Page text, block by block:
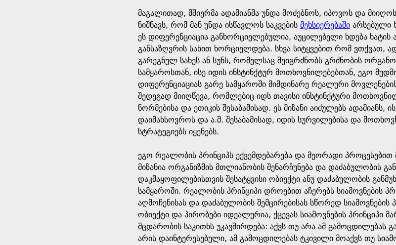
მაგალითად, მშიერმა ადამიანმა უნდა მოძებნოს, იპოვოს და
ნიშნავს, რომ მან უნდა ისწავლოს საკვების მეხსიერებაშიარსებული
ეს დიფერენციაცია განხორციელებულია, აუცილებელი ხდება ხატის
განსაზღვრის სახით ხორციელდება. სხვა სიტყვებით რომ ვთქვათ,
გარეგნულ სახეს ან სუნს, რომელსაც შეიგრძნობს გრძნობის
სამყაროსთან, ისე იდის ინსტინქტურ მოთხოვნილებებთან, ეგო
დიფერენციაციას გარე სამყაროში მიმდინარე რეალური
შედეგად მიიღწევა, რომლებიც იდს თავისი ინსტინქტური
ნორმებისა და ეთიკის შესაბამისად. ეს მიზანი აიძულებს
დაიმახსოვროს და ა.შ. შესაბამისად, იდის სურვილებისა და
სტრატეგიებს იყენებს.
ეგო რეალობის პრინციპს ექვემდებარება და მეორადი
მიზანია ორგანიზმის მთლიანობის შენარჩუნება და დაძაბულობის
დაკმაყოფილებისთვის შესატყვისი ობიექტი ანუ დაძაბულობის
სამყაროში. რეალობის პრინციპი დროებით აჩერებს სიამოვნების
აღმოჩენისას და დაძაბულობის შემცირებისას სწორედ
ობიექტი და პირობები იდეალურია, ქცევას სიამოვნების პრინციპი
მცდარობის საკითხს უკავშირდება: აქვს თუ არა ამ გამოცდილებას
არის დაინტერესებული, ამ გამოცდილებას ტკივილი მოაქვს თუ